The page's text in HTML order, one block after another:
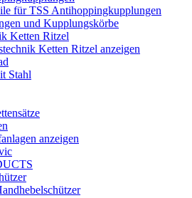
für TSS Antihoppingkupplungen
und Kupplungskörbe
Ketten Ritzel
Ketten Ritzel anzeigen
Stahl
anzeigen